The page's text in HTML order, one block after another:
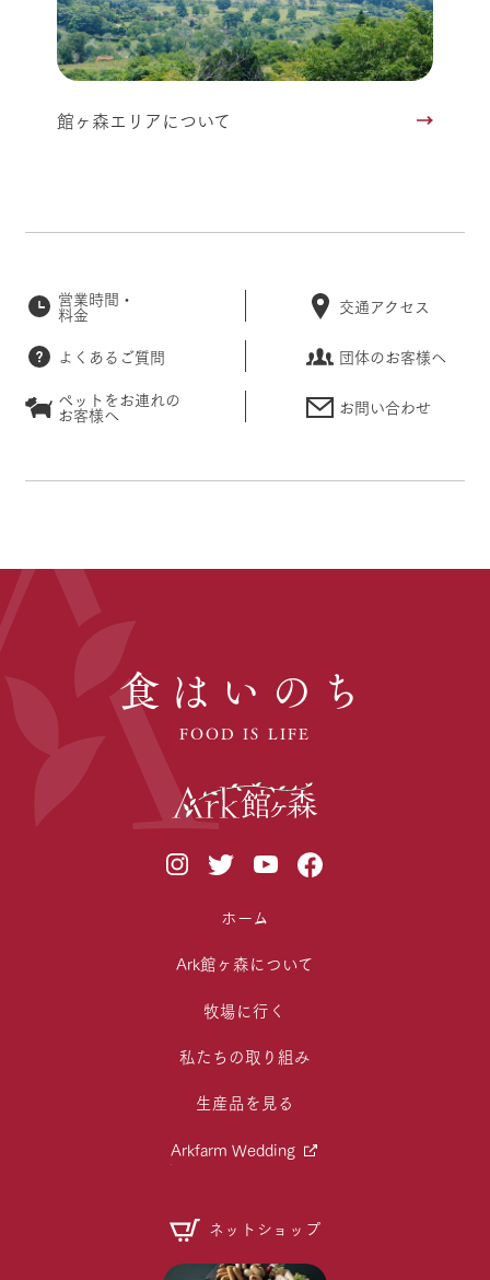
館ヶ森エリアについて
営業時間・
料金 交通アクセス
よくあるご質問
団体のお客様へ
ペットをお連れの
お客様へ お問い合わせ
食はいのち
FOOD IS LIFE
ホーム
Ark館ヶ森について
牧場に行く
私たちの取り組み
生産品を見る
Arkfarm Wedding
ネットショップ